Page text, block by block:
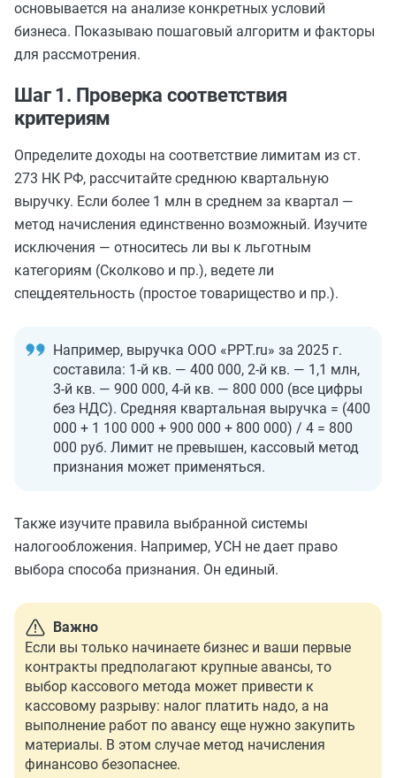
основывается на анализе конкретных условий
бизнеса. Показываю пошаговый алгоритм и факторы
для рассмотрения.
Шаг 1. Проверка соответствия
критериям
Определите доходы на соответствие лимитам из ст.
273 НК РФ, рассчитайте среднюю квартальную
выручку. Если более 1 млн в среднем за квартал —
метод начисления единственно возможный. Изучите
исключения — относитесь ли вы к льготным
категориям (Сколково и пр.), ведете ли
спецдеятельность (простое товарищество и пр.).
Например, выручка ООО «PPT.ru» за 2025 г.
составила: 1-й кв. — 400 000, 2-й кв. — 1,1 млн,
3-й кв. — 900 000, 4-й кв. — 800 000 (все цифры
без НДС). Средняя квартальная выручка = (400
000 + 1 100 000 + 900 000 + 800 000) / 4 = 800
000 руб. Лимит не превышен, кассовый метод
признания может применяться.
Также изучите правила выбранной системы
налогообложения. Например, УСН не дает право
выбора способа признания. Он единый.
Важно
Если вы только начинаете бизнес и ваши первые
контракты предполагают крупные авансы, то
выбор кассового метода может привести к
кассовому разрыву: налог платить надо, а на
выполнение работ по авансу еще нужно закупить
материалы. В этом случае метод начисления
финансово безопаснее.